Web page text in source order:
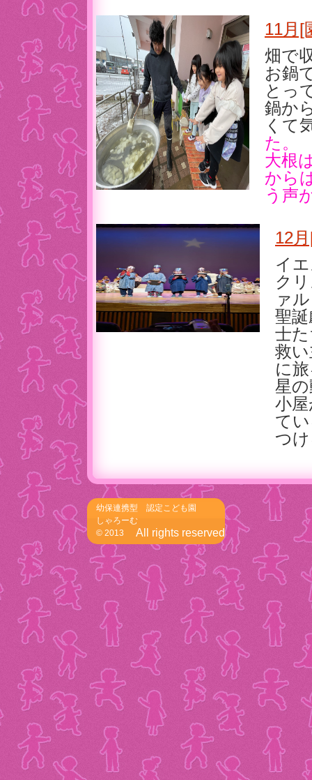
11月[
畑で
お鍋
とっ
鍋か
くて
た。
大根
から
う声
12
イ
ク
ァ
聖
士
救
に
星
小
て
つ
幼保連携型 認定こども園
しゃろーむ
© 2013
All rights reserved